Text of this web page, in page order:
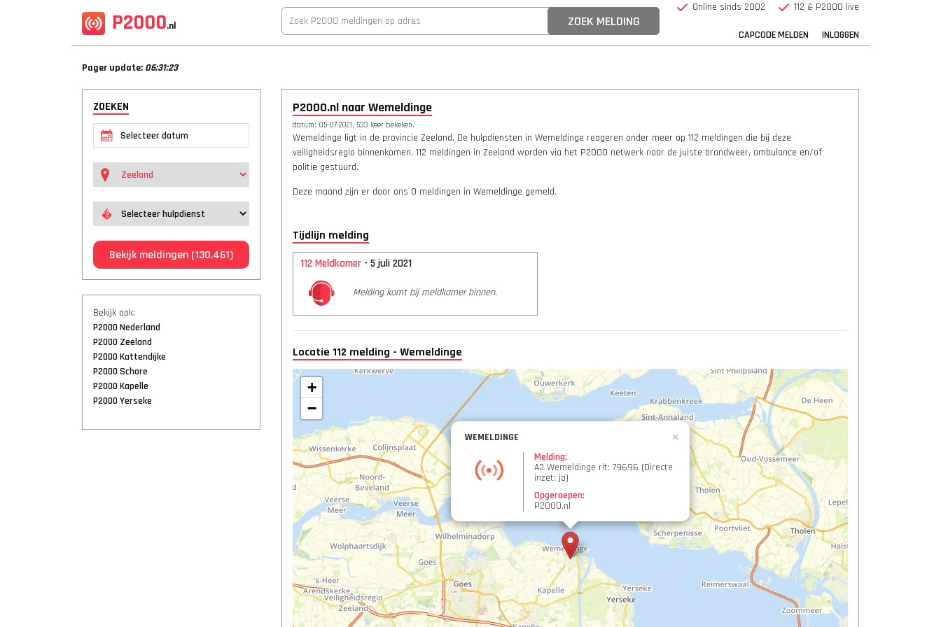
P2000.nl
CAPCODE MELDEN INLOGGEN
Online sinds 2002 112 & P2000 live
Pager update: 06:31:23
ZOEKEN
Bekijk meldingen (130.461)
Bekijk ook:
P2000 Nederland
P2000 Zeeland
P2000 Kattendijke
P2000 Schore
P2000 Kapelle
P2000 Yerseke
P2000.nl naar Wemeldinge
datum: 05-07-2021, 533 keer bekeken.
Wemeldinge ligt in de provincie Zeeland. De hulpdiensten in Wemeldinge reageren onder meer op 112 meldingen die bij deze
veiligheidsregio binnenkomen. 112 meldingen in Zeeland worden via het P2000 netwerk naar de juiste brandweer, ambulance en/of
politie gestuurd.
Deze maand zijn er door ons 0 meldingen in Wemeldinge gemeld.
Tijdlijn melding
112 Meldkamer - 5 juli 2021
Melding komt bij meldkamer binnen.
Locatie 112 melding - Wemeldinge
WEMELDINGE
Melding:
A2 Wemeldinge rit: 79696 (Directe
inzet: ja)
Opgeroepen:
P2000.nl
×
+
−